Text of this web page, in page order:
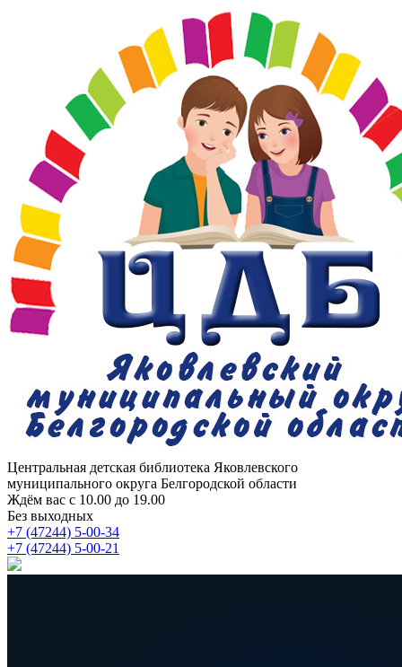
Центральная детская библиотека Яковлевского
муниципального округа Белгородской области
Ждём вас с 10.00 до 19.00
Без выходных
+7 (47244) 5-00-34
+7 (47244) 5-00-21